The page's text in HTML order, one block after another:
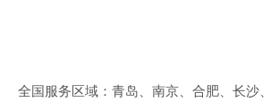
全国服务区域：青岛、南京、合肥、长沙